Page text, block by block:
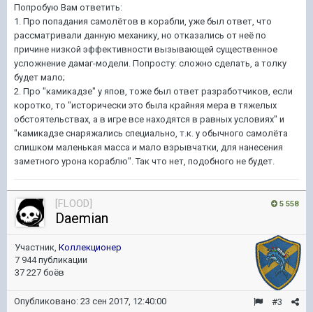
Попробую Вам ответить:
1. Про попадания самолётов в корабли, уже был ответ, что
рассматривали данную механику, но отказались от неё по
причине низкой эффективности вызывающей существенное
усложнение дамаг-модели. Попросту: сложно сделать, а толку
будет мало;
2. Про "камикадзе" у япов, тоже был ответ разработчиков, если
коротко, то "исторически это была крайняя мера в тяжелых
обстоятельствах, а в игре все находятся в равных условиях" и
"камикадзе снаряжались специально, т.к. у обычного самолёта
слишком маленькая масса и мало взрывчатки, для нанесения
заметного урона кораблю". Так что нет, подобного не будет.
5 558
[FLOOD]
Daemian
Участник, Коллекционер
7 944 публикации
37 227 боёв
#3
Опубликовано: 23 сен 2017, 12:40:00